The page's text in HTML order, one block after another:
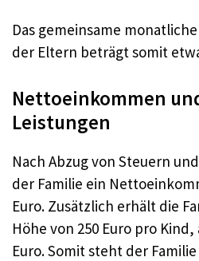
Das gemeinsame
der Eltern beträgt somit
Nettoeinkommen
Leistungen
Nach Abzug von Steuern
der Familie ein
Euro. Zusätzlich erhält die
Höhe von 250 Euro pro
Euro. Somit steht der